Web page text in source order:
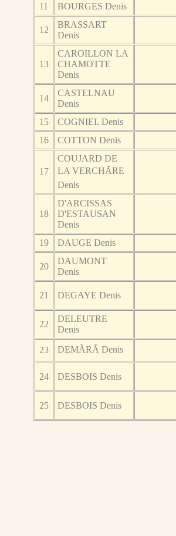
11
BOURGES Denis
12
BRASSART
Denis
13
CAROILLON LA
CHAMOTTE
Denis
14
CASTELNAU
Denis
15 COGNIEL Denis
16
COTTON Denis
17
COUJARD DE
LA VERCHÃRE
Denis
18
D'ARCISSAS
D'ESTAUSAN
Denis
19 DAUGE Denis
20
DAUMONT
Denis
21 DEGAYE Denis
22
DELEUTRE
Denis
23 DEMÃRÃ Denis
24 DESBOIS Denis
25 DESBOIS Denis